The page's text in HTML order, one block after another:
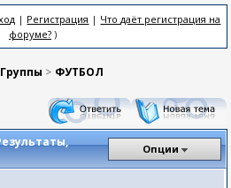
| Регистрация | Что даёт регистрация на
форуме?)
Группы > ФУТБОЛ
Опции